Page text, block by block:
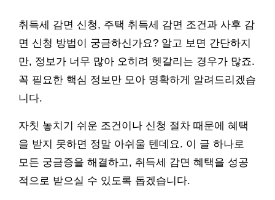
취득세 감면 신청, 주택 취득세 감면 조건과 사후 감
면 신청 방법이 궁금하신가요? 알고 보면 간단하지
만, 정보가 너무 많아 오히려 헷갈리는 경우가 많죠.
꼭 필요한 핵심 정보만 모아 명확하게 알려드리겠습
니다.
자칫 놓치기 쉬운 조건이나 신청 절차 때문에 혜택
을 받지 못하면 정말 아쉬울 텐데요. 이 글 하나로
모든 궁금증을 해결하고, 취득세 감면 혜택을 성공
적으로 받으실 수 있도록 돕겠습니다.